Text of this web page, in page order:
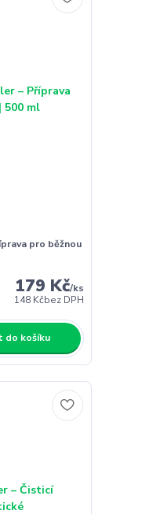
pro běžnou
179 Kč/ks
148 Kčbez DPH
do košíku